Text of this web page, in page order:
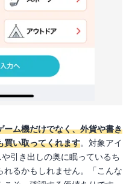
ム機だけでなく、外貨や書き
買い取ってくれます。対象アイ
引き出しの奥に眠っているち
れるかもしれません。「こんな